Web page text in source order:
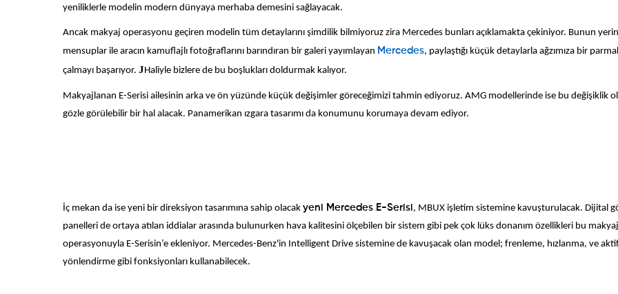
yeniliklerle modelin modern dünyaya merhaba demesini sağlayacak.
Ancak makyaj operasyonu geçiren modelin tüm detaylarını şimdilik bilmiyoruz zira Mercedes bunları açıklamakta çekiniyor. Bunun
mensuplar ile aracın kamuflajlı fotoğraflarını barındıran bir galeri yayımlayan Mercedes, paylaştığı küçük detaylarla ağzımıza bir
çalmayı başarıyor.JHaliyle bizlere de bu boşlukları doldurmak kalıyor.
Makyajlanan E-Serisi ailesinin arka ve ön yüzünde küçük değişimler göreceğimizi tahmin ediyoruz. AMG modellerinde ise bu değişiklik
gözle görülebilir bir hal alacak. Panamerikan ızgara tasarımı da konumunu korumaya devam ediyor.
İç mekan da ise yeni bir direksiyon tasarımına sahip olacakyeni Mercedes E-Serisi , MBUX işletim sistemine kavuşturulacak. Dijital
panelleri de ortaya atılan iddialar arasında bulunurken hava kalitesini ölçebilen bir sistem gibi pek çok lüks donanım özellikleri bu makyaj
operasyonuyla E-Serisin’e ekleniyor. Mercedes-Benz'in Intelligent Drive sistemine de kavuşacak olan model; frenleme, hızlanma, ve
yönlendirme gibi fonksiyonları kullanabilecek.